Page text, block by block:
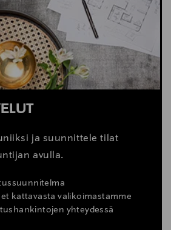
customerservice@vepsalainen.com
ja suunnittele tilat
avulla.
kattavasta valikoimastamme
yhteydessä